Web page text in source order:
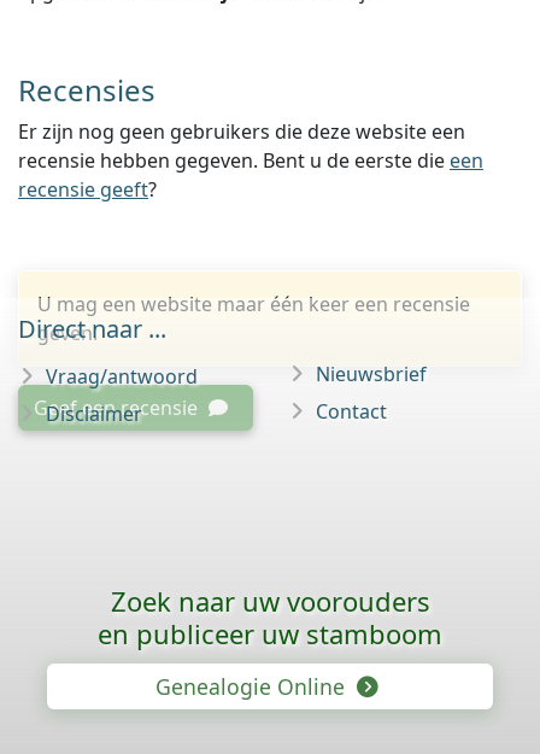
Recensies
Er zijn nog geen gebruikers die deze website een
recensie hebben gegeven. Bent u de eerste die een
recensie geeft?
U mag een website maar één keer een recensie
geven.
Geef een recensie
Direct naar ...
Vraag/antwoord
Disclaimer
Nieuwsbrief
Contact
Zoek naar uw voorouders
en publiceer uw stamboom
Genealogie Online